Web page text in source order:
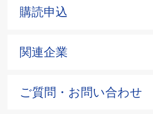
購読申込
関連企業
ご質問・お問い合わせ